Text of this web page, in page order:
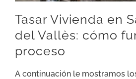
Tasar Vivienda en
del Vallès: cómo
proceso
A continuación le mostramos